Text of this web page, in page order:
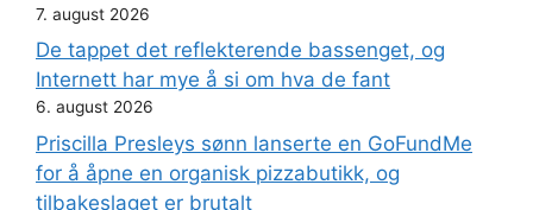
7. august 2026
De tappet det reflekterende bassenget, og
Internett har mye å si om hva de fant
6. august 2026
Priscilla Presleys sønn lanserte en GoFundMe
for å åpne en organisk pizzabutikk, og
tilbakeslaget er brutalt